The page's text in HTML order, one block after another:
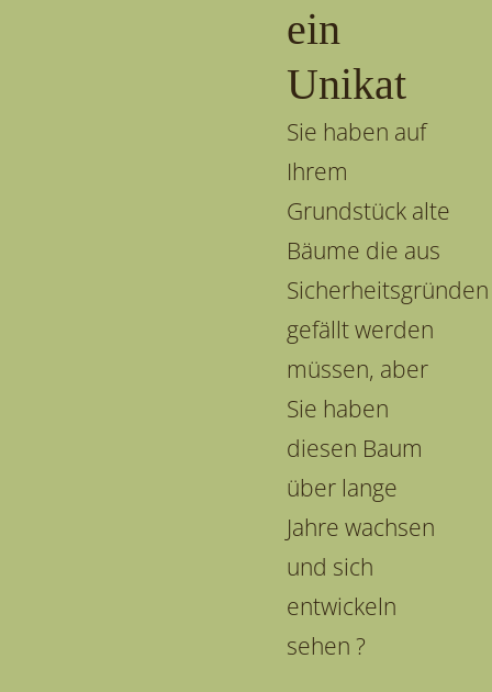
ein
Unikat
Sie haben auf
Ihrem
Grundstück alte
Bäume die aus
Sicherheitsgründen
gefällt werden
müssen, aber
Sie haben
diesen Baum
über lange
Jahre wachsen
und sich
entwickeln
sehen ?